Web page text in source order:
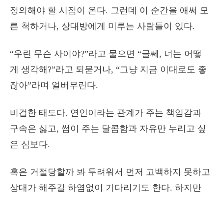
정의해야 할 시점이 온다. 그런데 이 순간을 애써 모
른 척하거나, 상대방에게 미루는 사람들이 있다.
“우린 무슨 사이야?”라고 물으면 “글쎄, 너는 어떻
게 생각해?”라고 되묻거나, “그냥 지금 이대로도 좋
잖아”라며 얼버무린다.
비겁한 태도다. 연인이라는 관계가 주는 책임감과
구속은 싫고, 썸이 주는 달콤함과 자유만 누리고 싶
은 심보다.
혹은 거절당할까 봐 두려워서 먼저 고백하지 못하고
상대가 해주길 하염없이 기다리기도 한다. 하지만